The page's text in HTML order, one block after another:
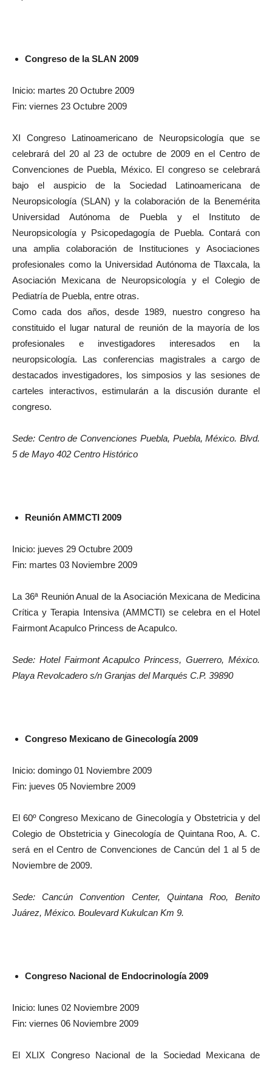
Congreso de la SLAN 2009
Inicio: martes 20 Octubre 2009
Fin: viernes 23 Octubre 2009
XI Congreso Latinoamericano de Neuropsicología que se
celebrará del 20 al 23 de octubre de 2009 en el Centro de
Convenciones de Puebla, México. El congreso se celebrará
bajo el auspicio de la Sociedad Latinoamericana de
Neuropsicología (SLAN) y la colaboración de la Benemérita
Universidad Autónoma de Puebla y el Instituto de
Neuropsicología y Psicopedagogía de Puebla. Contará con
una amplia colaboración de Instituciones y Asociaciones
profesionales como la Universidad Autónoma de Tlaxcala, la
Asociación Mexicana de Neuropsicología y el Colegio de
Pediatría de Puebla, entre otras.
Como cada dos años, desde 1989, nuestro congreso ha
constituido el lugar natural de reunión de la mayoría de los
profesionales e investigadores interesados en la
neuropsicología. Las conferencias magistrales a cargo de
destacados investigadores, los simposios y las sesiones de
carteles interactivos, estimularán a la discusión durante el
congreso.
Sede: Centro de Convenciones Puebla, Puebla, México. Blvd.
5 de Mayo 402 Centro Histórico
Reunión AMMCTI 2009
Inicio: jueves 29 Octubre 2009
Fin: martes 03 Noviembre 2009
La 36ª Reunión Anual de la Asociación Mexicana de Medicina
Crítica y Terapia Intensiva (AMMCTI) se celebra en el Hotel
Fairmont Acapulco Princess de Acapulco.
Sede: Hotel Fairmont Acapulco Princess, Guerrero, México.
Playa Revolcadero s/n Granjas del Marqués C.P. 39890
Congreso Mexicano de Ginecología 2009
Inicio: domingo 01 Noviembre 2009
Fin: jueves 05 Noviembre 2009
El 60º Congreso Mexicano de Ginecología y Obstetricia y del
Colegio de Obstetricia y Ginecología de Quintana Roo, A. C.
será en el Centro de Convenciones de Cancún del 1 al 5 de
Noviembre de 2009.
Sede: Cancún Convention Center, Quintana Roo, Benito
Juárez, México. Boulevard Kukulcan Km 9.
Congreso Nacional de Endocrinología 2009
Inicio: lunes 02 Noviembre 2009
Fin: viernes 06 Noviembre 2009
El XLIX Congreso Nacional de la Sociedad Mexicana de